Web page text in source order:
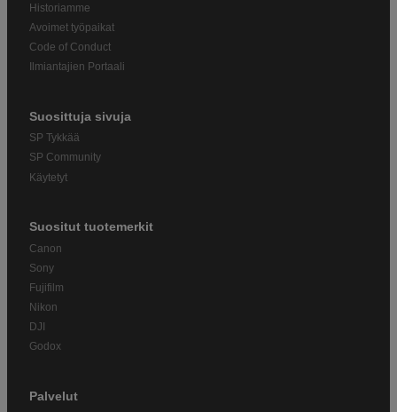
Historiamme
Avoimet työpaikat
Code of Conduct
Ilmiantajien Portaali
Suosittuja sivuja
SP Tykkää
SP Community
Käytetyt
Suositut tuotemerkit
Canon
Sony
Fujifilm
Nikon
DJI
Godox
Palvelut